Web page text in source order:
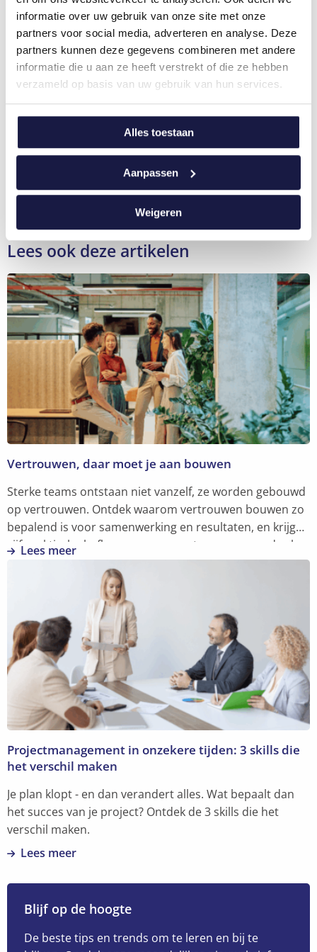
informatie over uw gebruik van onze site met onze
partners voor social media, adverteren en analyse. Deze
partners kunnen deze gegevens combineren met andere
informatie die u aan ze heeft verstrekt of die ze hebben
verzameld op basis van uw gebruik van hun services.
Alles toestaan
Aanpassen
Weigeren
op
Facebook
via
Facebook
Messenger
op
X
op
LinkedIn
op
Pinterest
via
e-
mail
via
WhatsApp
NCOI Learning Team
organisaties en professionals tips aanreiken over
leren en ontwikkelen
Lees ook deze artikelen
Vertrouwen, daar moet je aan bouwen
Sterke teams ontstaan niet vanzelf, ze worden gebouwd
op vertrouwen. Ontdek waarom vertrouwen bouwen zo
bepalend is voor samenwerking en resultaten, en krijg
vijf praktische hefbomen om er meteen mee aan de slag
Lees meer
Vertrouwen,
daar
moet
je
bouwen
Projectmanagement in onzekere tijden: 3 skills die
het verschil maken
Je plan klopt - en dan verandert alles. Wat bepaalt dan
het succes van je project? Ontdek de 3 skills die het
verschil maken.
Lees meer
meer
over
Projectmanagement
Blijf op de hoogte
De beste tips en trends om te leren en bij te